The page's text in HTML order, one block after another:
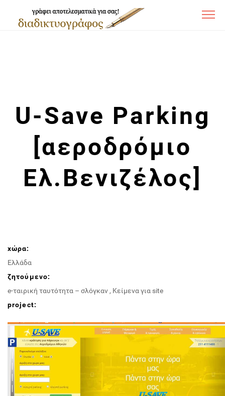
U-Save Parking
[αεροδρόμιο
Ελ.Βενιζέλος]
χώρα:
Ελλάδα
ζητούμενο:
e-ταιρική ταυτότητα – σλόγκαν , Κείμενα για site
project: